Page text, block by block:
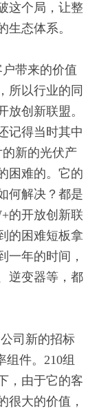
这个局，让整
生态体系。
带来的价值
所以行业的同
放创新联盟。
记得当时其中
的新的光伏产
困难的。它的
何解决？都是
的开放创新联
的困难短板拿
一年的时间，
逆变器等，都
司新的招标
组件。210组
，由于它的客
很大的价值，